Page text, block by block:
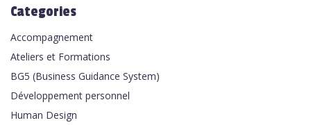
Categories
Accompagnement
Ateliers et Formations
BG5 (Business Guidance System)
Développement personnel
Human Design